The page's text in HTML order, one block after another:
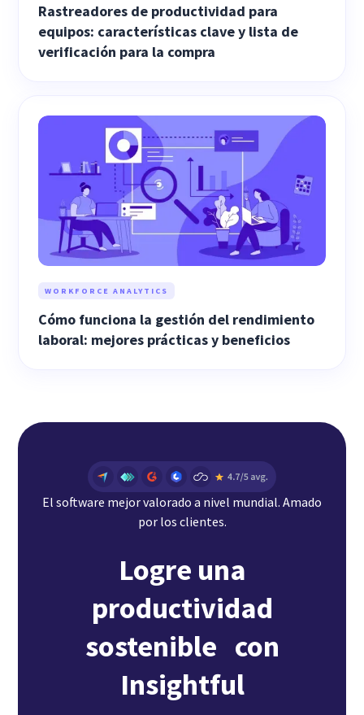
Rastreadores de productividad para
equipos: características clave y lista de
verificación para la compra
WORKFORCE ANALYTICS
Cómo funciona la gestión del rendimiento
laboral: mejores prácticas y beneficios
El software mejor valorado a nivel mundial. Amado
por los clientes.
Logre una
productividad
sostenible con
Insightful